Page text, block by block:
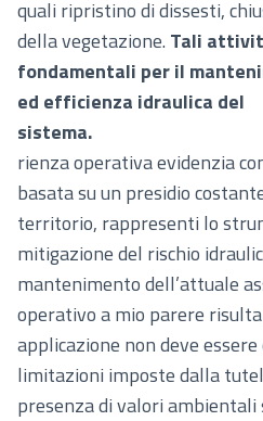
quali ripristino di dissesti,
della vegetazione. Tali
fondamentali per il
ed efficienza idraulica del
rienza operativa evidenzia
basata su un presidio
territorio, rappresenti lo
mitigazione del rischio
mantenimento dell’attuale
operativo a mio parere
applicazione non deve
limitazioni imposte dalla
presenza di valori